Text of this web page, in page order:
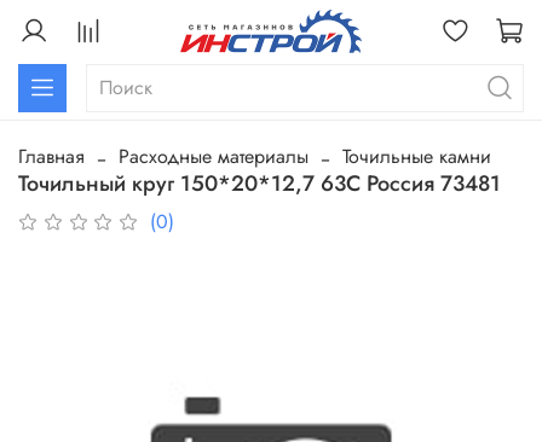
Главная Расходные материалы Точильные камни
Точильный круг 150*20*12,7 63С Россия 73481
(0)